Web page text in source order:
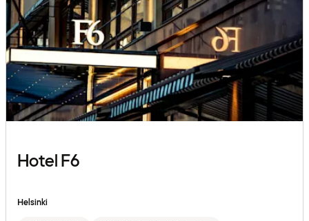
Hotel F6
Helsinki